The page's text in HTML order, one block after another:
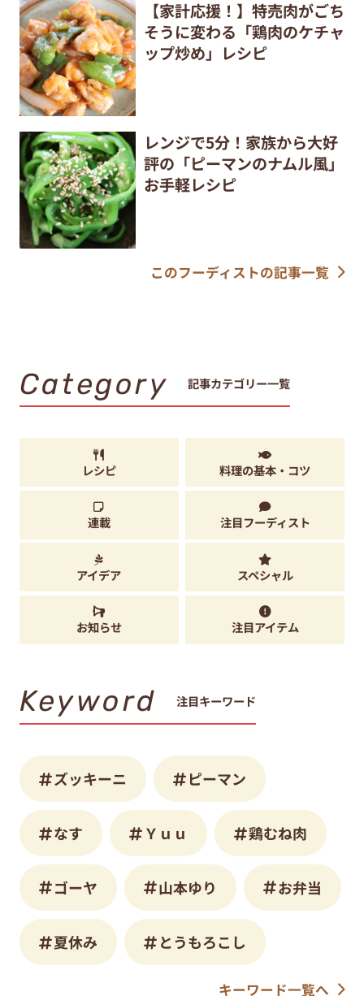
【家計応援！】特売肉がごち
そうに変わる「鶏肉のケチャ
ップ炒め」レシピ
レンジで5分！家族から大好
評の「ピーマンのナムル風」
お手軽レシピ
このフーディストの記事一覧
Category 記事カテゴリー一覧
レシピ 料理の基本・コツ
連載 注目フーディスト
アイデア スペシャル
お知らせ 注目アイテム
Keyword 注目キーワード
ズッキーニ ピーマン
なす Ｙｕｕ 鶏むね肉
ゴーヤ 山本ゆり お弁当
夏休み とうもろこし
キーワード一覧へ